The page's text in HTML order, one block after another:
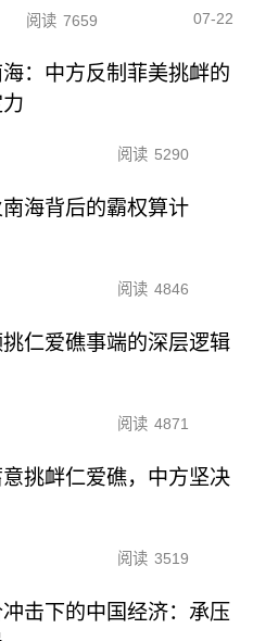
阅读 7659 07-22
：中方反制菲美挑衅的
阅读 5290
海背后的霸权算计
阅读 4846
仁爱礁事端的深层逻辑
阅读 4871
挑衅仁爱礁，中方坚决
阅读 3519
击下的中国经济：承压